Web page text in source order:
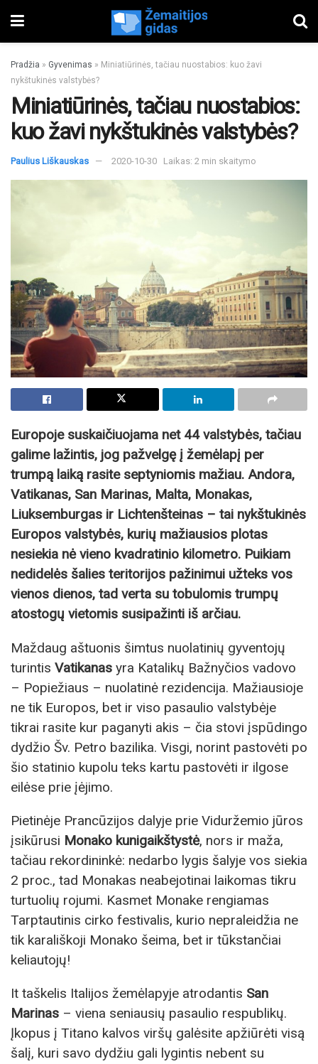
Pradžia » Gyvenimas » Miniatiūrinės, tačiau nuostabios: kuo žavi
nykštukinės valstybės?
Miniatiūrinės, tačiau nuostabios:
kuo žavi nykštukinės valstybės?
Paulius Liškauskas 2020-10-30 Laikas: 2 min skaitymo
Europoje suskaičiuojama net 44 valstybės, tačiau
galime lažintis, jog pažvelgę į žemėlapį per
trumpą laiką rasite septyniomis mažiau. Andora,
Vatikanas, San Marinas, Malta, Monakas,
Liuksemburgas ir Lichtenšteinas – tai nykštukinės
Europos valstybės, kurių mažiausios plotas
nesiekia nė vieno kvadratinio kilometro. Puikiam
nedidelės šalies teritorijos pažinimui užteks vos
vienos dienos, tad verta su tobulomis trumpų
atostogų vietomis susipažinti iš arčiau.
Maždaug aštuonis šimtus nuolatinių gyventojų
turintis Vatikanas yra Katalikų Bažnyčios vadovo
– Popiežiaus – nuolatinė rezidencija. Mažiausioje
ne tik Europos, bet ir viso pasaulio valstybėje
tikrai rasite kur paganyti akis – čia stovi įspūdingo
dydžio Šv. Petro bazilika. Visgi, norint pastovėti po
šio statinio kupolu teks kartu pastovėti ir ilgose
eilėse prie įėjimo.
Pietinėje Prancūzijos dalyje prie Viduržemio jūros
įsikūrusi Monako kunigaikštystė, nors ir maža,
tačiau rekordininkė: nedarbo lygis šalyje vos siekia
2 proc., tad Monakas neabejotinai laikomas tikru
turtuolių rojumi. Kasmet Monake rengiamas
Tarptautinis cirko festivalis, kurio nepraleidžia ne
tik karališkoji Monako šeima, bet ir tūkstančiai
keliautojų!
It taškelis Italijos žemėlapyje atrodantis San
Marinas – viena seniausių pasaulio respublikų.
Įkopus į Titano kalvos viršų galėsite apžiūrėti visą
šalį, kuri savo dydžiu gali lygintis nebent su